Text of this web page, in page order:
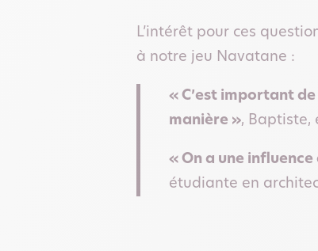
L’intérêt pour ces
à notre jeu Navatane :
« C’est important
manière », Baptiste,
« On a une
étudiante en